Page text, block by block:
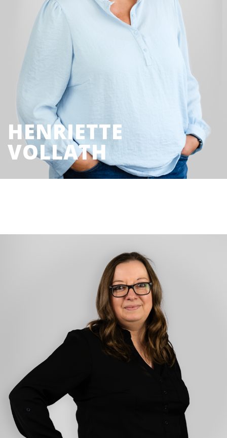
HENRIETTE
VOLLATH